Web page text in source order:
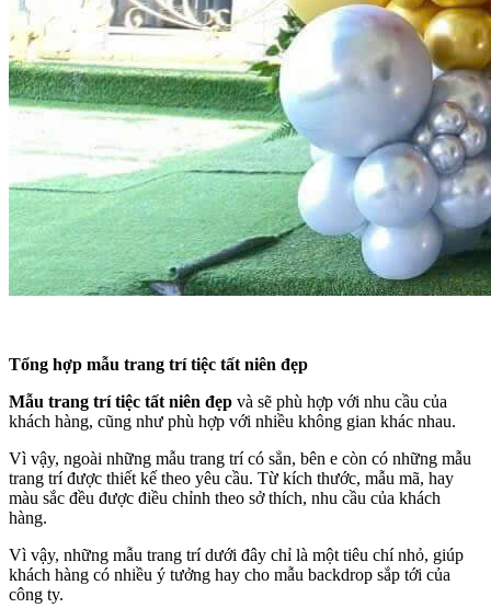
Tổng hợp mẫu trang trí tiệc tất niên đẹp
Mẫu trang trí tiệc tất niên đẹp và sẽ phù hợp với nhu cầu của
khách hàng, cũng như phù hợp với nhiều không gian khác nhau.
Vì vậy, ngoài những mẫu trang trí có sẳn, bên e còn có những mẫu
trang trí được thiết kế theo yêu cầu. Từ kích thước, mẫu mã, hay
màu sắc đều được điều chỉnh theo sở thích, nhu cầu của khách
hàng.
Vì vậy, những mẫu trang trí dưới đây chỉ là một tiêu chí nhỏ, giúp
khách hàng có nhiều ý tưởng hay cho mẫu backdrop sắp tới của
công ty.